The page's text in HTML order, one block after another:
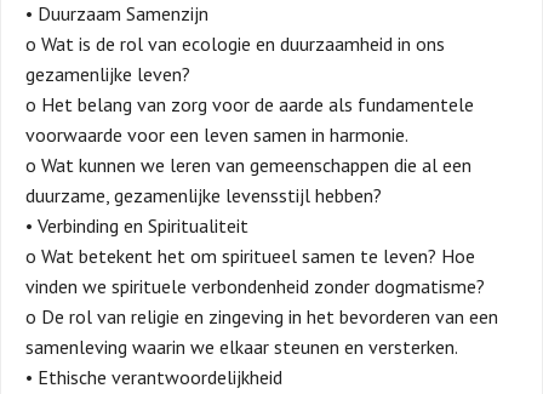
• Duurzaam Samenzijn
o Wat is de rol van ecologie en duurzaamheid in ons
gezamenlijke leven?
o Het belang van zorg voor de aarde als fundamentele
voorwaarde voor een leven samen in harmonie.
o Wat kunnen we leren van gemeenschappen die al een
duurzame, gezamenlijke levensstijl hebben?
• Verbinding en Spiritualiteit
o Wat betekent het om spiritueel samen te leven? Hoe
vinden we spirituele verbondenheid zonder dogmatisme?
o De rol van religie en zingeving in het bevorderen van een
samenleving waarin we elkaar steunen en versterken.
• Ethische verantwoordelijkheid